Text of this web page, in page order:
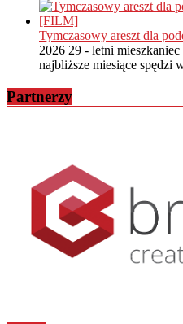
Tymczasowy areszt dla
2026 29 - letni
najbliższe miesiące spędzi
Partnerzy